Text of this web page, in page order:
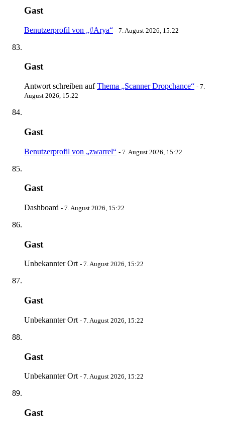
Gast
Benutzerprofil von „#Arya“ - 7. August 2026, 15:22
Gast
Antwort schreiben aufThema „Scanner Dropchance“ - 7.
August 2026, 15:22
Gast
Benutzerprofil von „zwarrel“ - 7. August 2026, 15:22
Gast
Dashboard - 7. August 2026, 15:22
Gast
Unbekannter Ort - 7. August 2026, 15:22
Gast
Unbekannter Ort - 7. August 2026, 15:22
Gast
Unbekannter Ort - 7. August 2026, 15:22
Gast